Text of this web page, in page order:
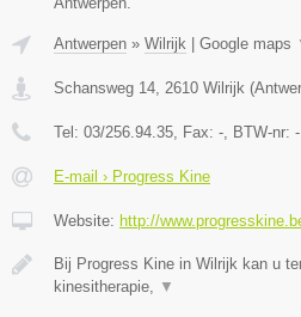
Antwerpen » Wilrijk Google maps
Schansweg 14, 2610 Wilrijk (
Tel: 03/256.94.35, Fax: -, BTW-nr: -
E-mail › Progress Kine
Website: http://
Bij Progress Kine in Wilrijk kan u
kinesitherapie, ▼